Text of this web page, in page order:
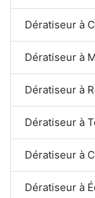
Dératiseur à
Dératiseur à
Dératiseur à
Dératiseur à
Dératiseur à
Dératiseur à